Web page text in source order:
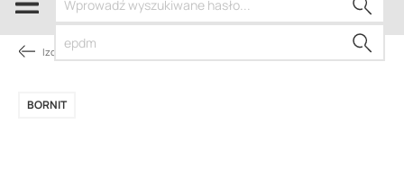
Izolacja fundamentów
BORNIT